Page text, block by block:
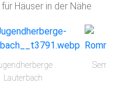
Häuser in der Nähe
Lauterbach